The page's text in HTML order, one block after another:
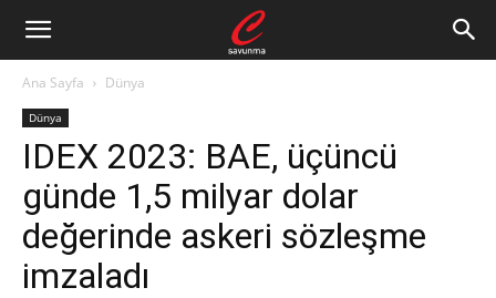
Ana Sayfa Dünya
Dünya
IDEX 2023: BAE, üçüncü
günde 1,5 milyar dolar
değerinde askeri sözleşme
imzaladı